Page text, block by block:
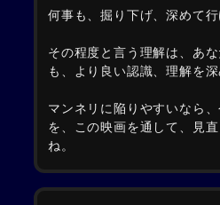
何事も、掘り下げ、深めて行
その程度と言う理解は、あ
も、より良い認識、理解を深
マンネリに陥りやすいなら
を、この映画を通して、見
ね。